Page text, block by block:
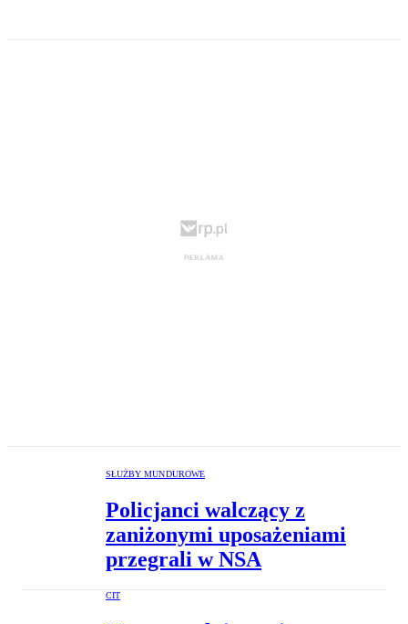
SŁUŻBY MUNDUROWE
Policjanci walczący z
zaniżonymi uposażeniami
przegrali w NSA
CIT